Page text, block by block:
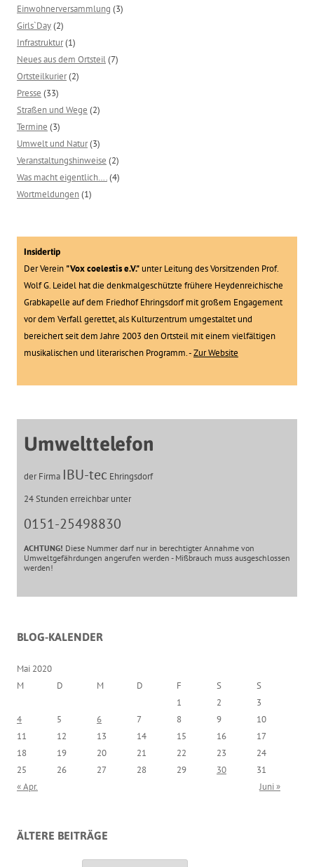
Einwohnerversammlung (3)
Girls`Day(2)
Infrastruktur(1)
Neues aus dem Ortsteil(7)
Ortsteilkurier(2)
Presse (33)
Straßen und Wege (2)
Termine (3)
Umwelt und Natur(3)
Veranstaltungshinweise (2)
Was macht eigentlich….(4)
Wortmeldungen(1)
Insidertip
Der Verein "Vox coelestis e.V."unter Leitung des Vorsitzenden Prof.
Wolf G. Leidel hat die denkmalgeschützte frühere Heydenreichische
Grabkapelle auf dem Friedhof Ehringsdorf mit großem Engagement
vor dem Verfall gerettet, als Kulturzentrum umgestaltet und
bereichert seit dem Jahre 2003 den Ortsteil mit einem vielfältigen
musikalischen und literarischen Programm. -Zur Website
Umwelttelefon
der Firma IBU-tec Ehringsdorf
24 Stunden erreichbar unter
0151-25498830
ACHTUNG! Diese Nummer darf nur in berechtigter Annahme von
Umweltgefährdungen angerufen werden - Mißbrauch muss ausgeschlossen
werden!
BLOG-KALENDER
Mai 2020
M
D M D F S
S
1
2
3
4
5 6 7 8 9
10
11
12 13 14 15 16
17
18
19 20 21 22 23
24
25
26 27 28 29 30
31
« Apr.
Juni »
ÄLTERE BEITRÄGE